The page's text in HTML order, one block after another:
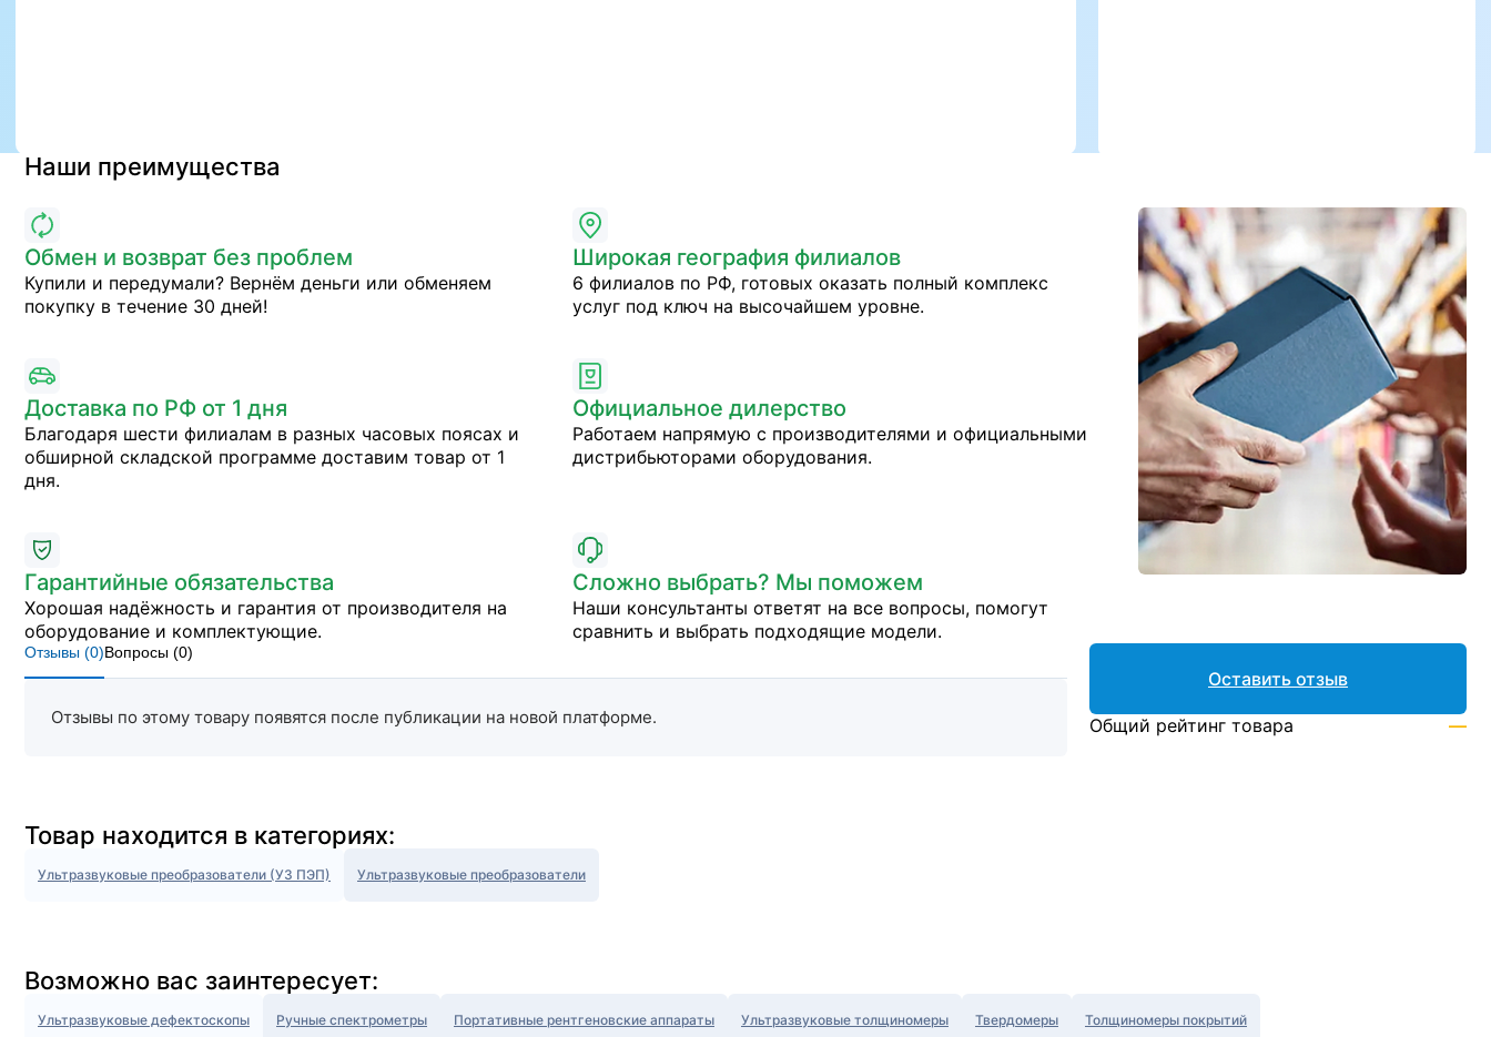
Наши преимущества
Обмен и возврат без проблем
Купили и передумали? Вернём деньги или обменяем
покупку в течение 30 дней!
Широкая география филиалов
6 филиалов по РФ, готовых оказать полный комплекс
услуг под ключ на высочайшем уровне.
Доставка по РФ от 1 дня
Благодаря шести филиалам в разных часовых поясах и
обширной складской программе доставим товар от 1
дня.
Официальное дилерство
Работаем напрямую с производителями и официальными
дистрибьюторами оборудования.
Гарантийные обязательства
Хорошая надёжность и гарантия от производителя на
оборудование и комплектующие.
Сложно выбрать? Мы поможем
Наши консультанты ответят на все вопросы, помогут
сравнить и выбрать подходящие модели.
Отзывы (0)Вопросы (0)
Отзывы по этому товару появятся после публикации на новой платформе.
Оставить отзыв
Общий рейтинг товара —
Товар находится в категориях:
Ультразвуковые преобразователи (УЗ ПЭП) Ультразвуковые преобразователи
Возможно вас заинтересует:
Ультразвуковые дефектоскопы Ручные спектрометры Портативные рентгеновские аппараты Ультразвуковые толщиномеры Твердомеры Толщиномеры покрытий